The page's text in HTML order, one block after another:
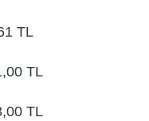
TL
TL
TL